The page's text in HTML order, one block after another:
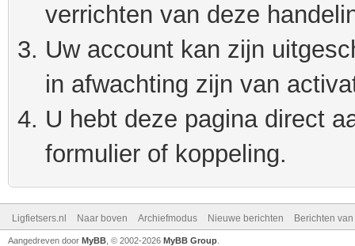
verrichten van deze
Uw account kan zijn
in afwachting zijn van
U hebt deze pagina direct
formulier of koppeling.
Ligfietsers.nl Naar boven Archiefmodus Nieuwe berichten Berichten
Aangedreven door MyBB , © 2002-2026 MyBB Group